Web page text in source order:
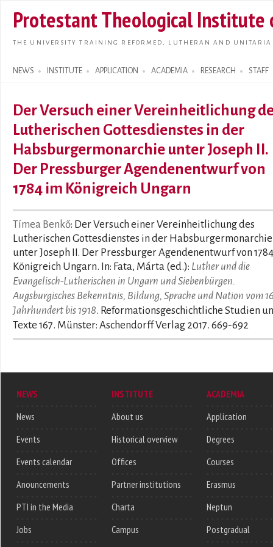
main
Protestant Theological Institute
THE UNIVERSITY TRAINING REFORMED, LUTHERAN AND
NEWS INSTITUTE APPLICATION ACADEMIA RESEARCH STAFF
Search form
Der Versuch einer Vereinheitlichung
Lutherischen Gottesdienstes in der
Habsburgermonarchie unter Joseph II.
Der Pressburger Agendenentwurf von
1784 im Königreich Ungarn
Tímea Benkő: Der Versuch einer Vereinheitlichung des
Lutherischen Gottesdienstes in der Habsburgermonarchie
unter Joseph II. Der Pressburger Agendenentwurf von
Königreich Ungarn. In: Fata, Márta (ed.): Luther und die
Evangelisch-Lutherischen in Ungarn und Siebenbürgen.
Augsburgisches Bekenntnis, Bildung, Sprache und Nation vom
Jahrhundert bis 1918. Reformationsgeschichtliche Studien
Texte 167. Münster: Aschendorff Verlag 2017. 669-692
NEWS
News
Events
Events calendar
Anouncements
PTI in the Media
Jobs
INSTITUTE
About us
Historical overview
Offices
Partner institutions
Charta
Campus
ACADEMIA
Application
Degrees
Courses
Erasmus
Neptun
Postgradual